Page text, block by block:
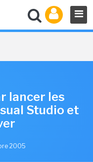
lancer les
Studio et
2005